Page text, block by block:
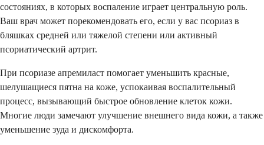
состояниях, в которых воспаление играет центральную роль.
Ваш врач может порекомендовать его, если у вас псориаз в
бляшках средней или тяжелой степени или активный
псориатический артрит.
При псориазе апремиласт помогает уменьшить красные,
шелушащиеся пятна на коже, успокаивая воспалительный
процесс, вызывающий быстрое обновление клеток кожи.
Многие люди замечают улучшение внешнего вида кожи, а также
уменьшение зуда и дискомфорта.